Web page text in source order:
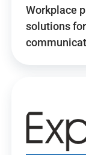
Workplace
solutions